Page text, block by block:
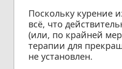
Поскольку курение
всё, что
(или, по крайней
терапии для
не установлен.